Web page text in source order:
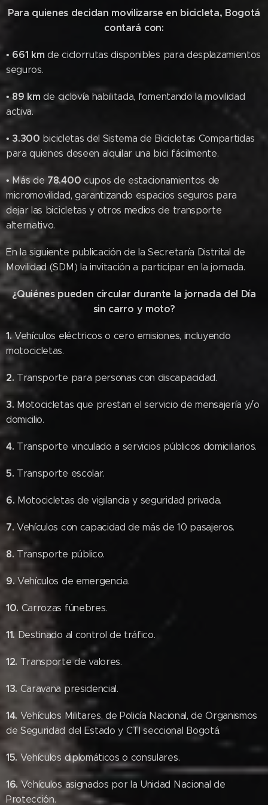
Para quienes decidan movilizarse en bicicleta, Bogotá
contará con:
• 661 km de ciclorrutas disponibles para desplazamientos
seguros.
•89 kmde ciclovía habilitada, fomentando la movilidad
activa.
• 3.300 bicicletas del Sistema de Bicicletas Compartidas
para quienes deseen alquilar una bici fácilmente.
• Más de 78.400 cupos de estacionamientos de
micromovilidad, garantizando espacios seguros para
dejar las bicicletas y otros medios de transporte
alternativo.
En la siguiente publicación de la Secretaría Distrital de
Movilidad (SDM) la invitación a participar en la jornada.
¿Quiénes pueden circular durante la jornada del Día
sin carro y moto?
1.Vehículos eléctricos o cero emisiones, incluyendo
motocicletas.
2. Transporte para personas con discapacidad.
3. Motocicletas que prestan el servicio de mensajería y/o
domicilio.
4. Transporte vinculado a servicios públicos domiciliarios.
5. Transporte escolar.
6. Motocicletas de vigilancia y seguridad privada.
7.Vehículos con capacidad de más de 10 pasajeros.
8. Transporte público.
9.Vehículos de emergencia.
10. Carrozas fúnebres.
11. Destinado al control de tráfico.
12. Transporte de valores.
13. Caravana presidencial.
14. Vehículos Militares, de Policía Nacional, de Organismos
de Seguridad del Estado y CTI seccional Bogotá.
15. Vehículos diplomáticos o consulares.
16. Vehículos asignados por la Unidad Nacional de
Protección.